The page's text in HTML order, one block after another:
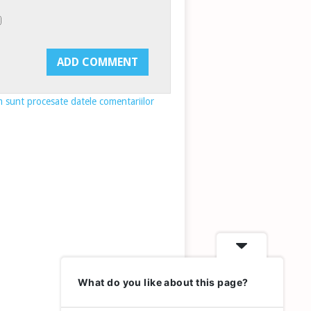
sunt procesate datele comentariilor
What do you like about this page?